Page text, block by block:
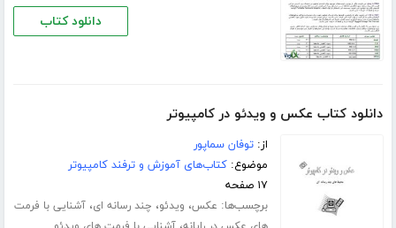
دانلود کتاب
دانلود کتاب عکس و ویدئو در کامپیوتر
از:توفان سماپور
موضوع:کتاب‌های آموزش و ترفند کامپیوتر
۱۷ صفحه
برچسب‌ها: عکس، ویدئو، چند رسانه ای،آشنایی با فرمت